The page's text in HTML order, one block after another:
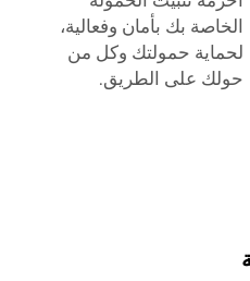
الخاصة بك بأمان وفعالية،
لحماية حمولتك وكل من
حولك على الطريق.